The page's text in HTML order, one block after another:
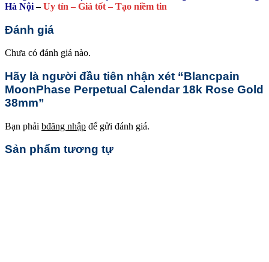
Hà Nội–Uy tín – Giá tốt – Tạo niềm tin
Đánh giá
Chưa có đánh giá nào.
Hãy là người đầu tiên nhận xét “Blancpain
MoonPhase Perpetual Calendar 18k Rose Gold
38mm”
Bạn phải bđăng nhập để gửi đánh giá.
Sản phẩm tương tự